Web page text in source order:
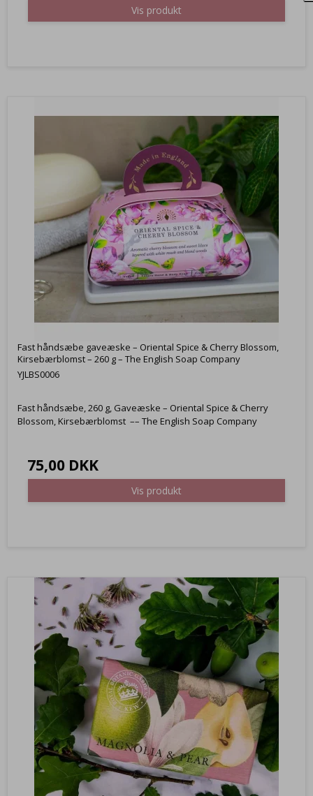
Vis produkt
Fast håndsæbe gaveæske – Oriental Spice & Cherry Blossom,
Kirsebærblomst – 260 g – The English Soap Company
YJLBS0006
Fast håndsæbe, 260 g, Gaveæske – Oriental Spice & Cherry
Blossom, Kirsebærblomst –– The English Soap Company
75,00 DKK
Vis produkt